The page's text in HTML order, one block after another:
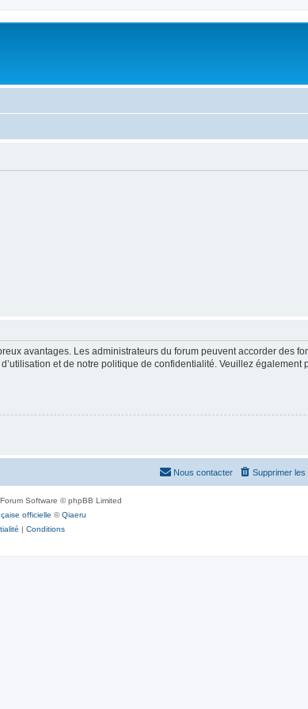
avantages. Les administrateurs du forum peuvent accorder des
et de notre politique de confidentialité. Veuillez également
Supprimer les
Nous contacter
Software © phpBB Limited
officielle ©Qiaeru
| Conditions